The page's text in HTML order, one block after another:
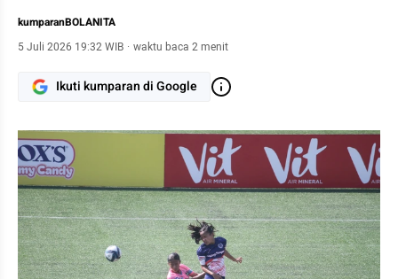
kumparanBOLANITA
5 Juli 2026 19:32 WIB · waktu baca 2 menit
Ikuti kumparan di Google